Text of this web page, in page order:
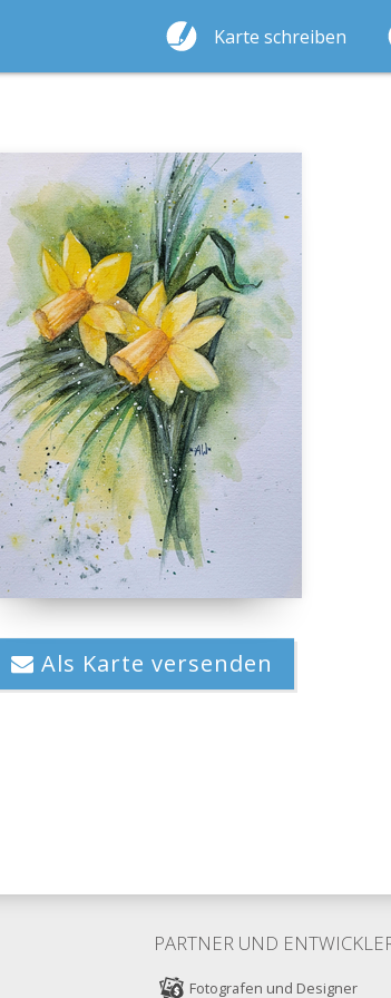
Karte schreiben
Als Karte versenden
PARTNER UND
Fotografen und Designer